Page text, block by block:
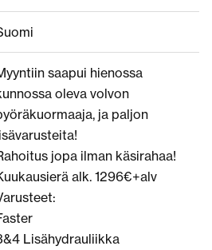
saapui hienossa
oleva volvon
ja paljon
jopa ilman käsirahaa!
alk. 1296€+alv
Lisähydrauliikka